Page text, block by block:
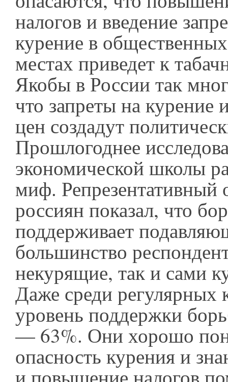
налогов и введение
курение в общественных
местах приведет к
Якобы в России так
что запреты на
цен создадут
Прошлогоднее
экономической школы
миф. Репрезентативный
россиян показал, что
поддерживает
большинство
некурящие, так и сами
Даже среди регулярных
уровень поддержки
— 63%. Они хорошо
опасность курения и